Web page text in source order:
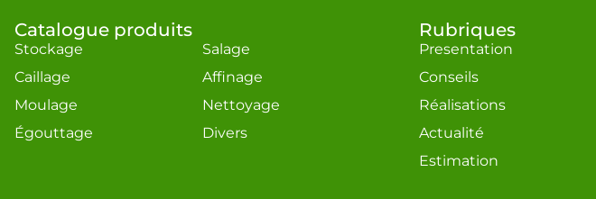
Catalogue produits
Stockage
Caillage
Moulage
Égouttage
Salage
Affinage
Nettoyage
Divers
Rubriques
Presentation
Conseils
Réalisations
Actualité
Estimation